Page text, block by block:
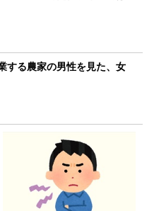
する農家の男性を見た、女